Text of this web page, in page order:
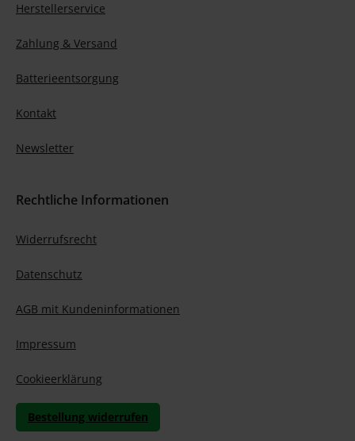
Herstellerservice
Zahlung & Versand
Batterieentsorgung
Kontakt
Newsletter
Rechtliche Informationen
Widerrufsrecht
Datenschutz
AGB mit Kundeninformationen
Impressum
Cookieerklärung
Bestellung widerrufen